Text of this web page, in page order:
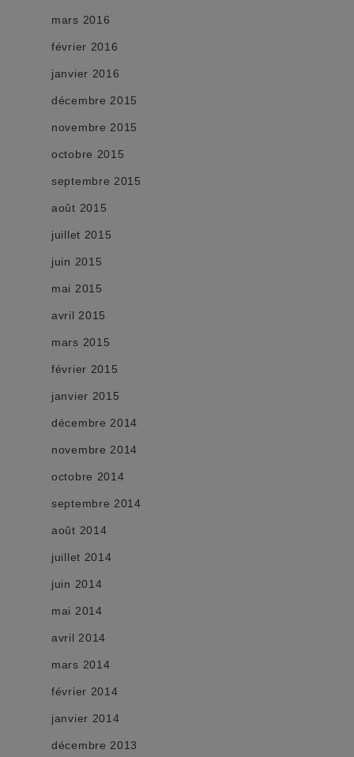
mars 2016
février 2016
janvier 2016
décembre 2015
novembre 2015
octobre 2015
septembre 2015
août 2015
juillet 2015
juin 2015
mai 2015
avril 2015
mars 2015
février 2015
janvier 2015
décembre 2014
novembre 2014
octobre 2014
septembre 2014
août 2014
juillet 2014
juin 2014
mai 2014
avril 2014
mars 2014
février 2014
janvier 2014
décembre 2013